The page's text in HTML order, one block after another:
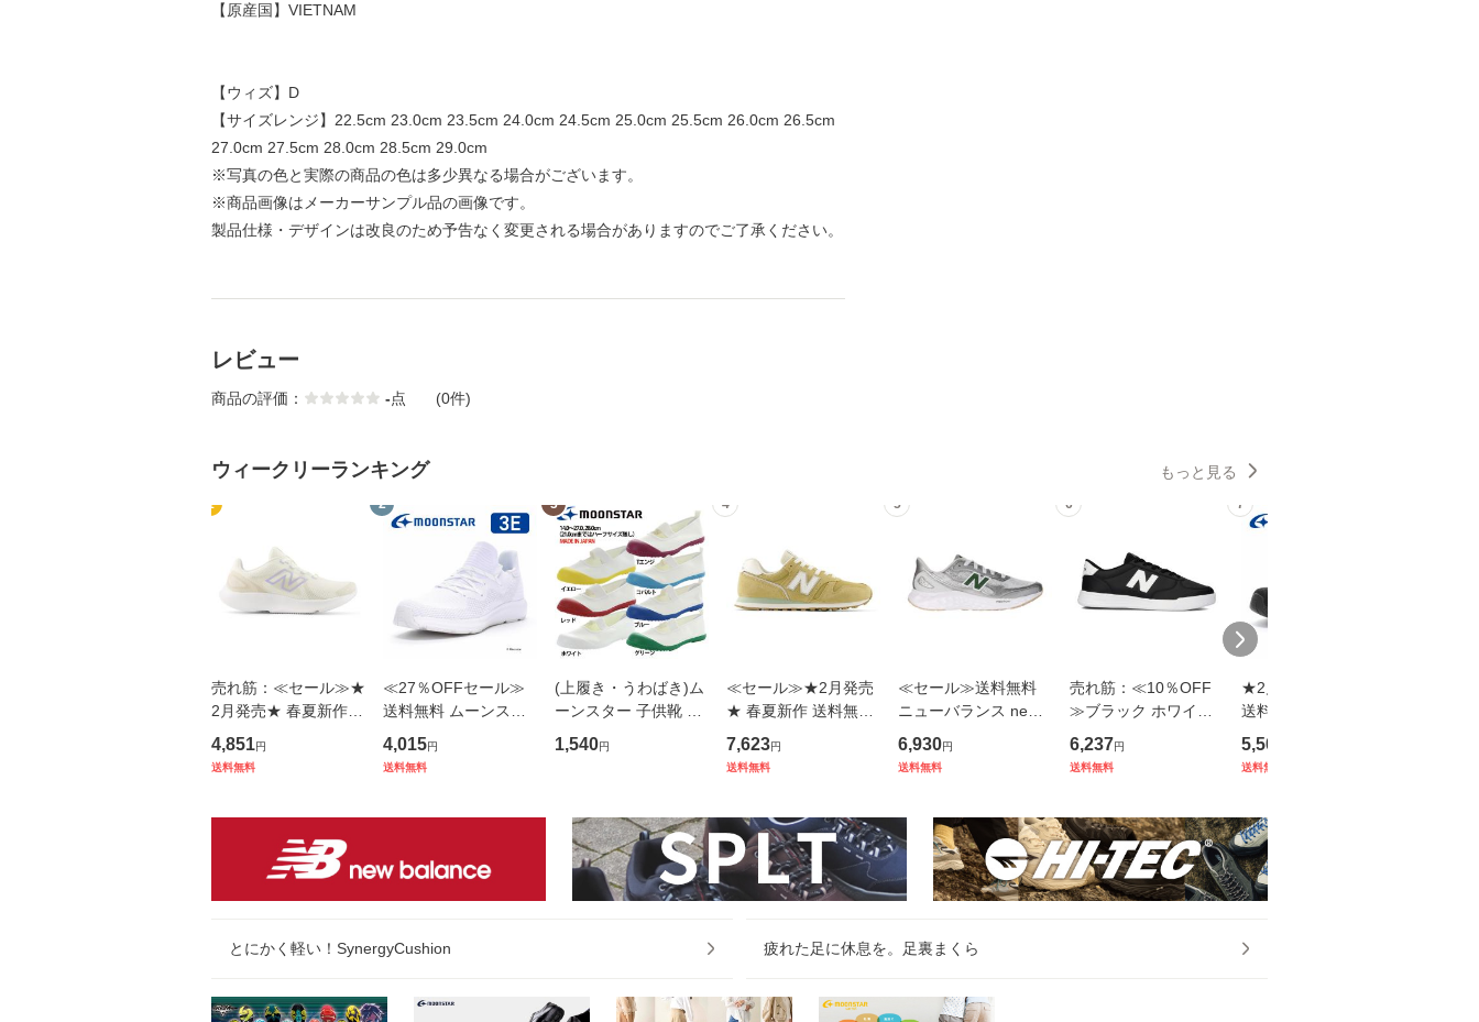
【原産国】VIETNAM
【ウィズ】D
【サイズレンジ】22.5cm 23.0cm 23.5cm 24.0cm 24.5cm 25.0cm 25.5cm 26.0cm 26.5cm
27.0cm 27.5cm 28.0cm 28.5cm 29.0cm
※写真の色と実際の商品の色は多少異なる場合がございます。
※商品画像はメーカーサンプル品の画像です。
製品仕様・デザインは改良のため予告なく変更される場合がありますのでご了承ください。
レビュー
商品の評価： -点 (0件)
ウィークリーランキング もっと見る
1
売れ筋：≪セール≫★
2月発売★ 春夏新作
送料無料 ニューバラ
ンス new balance レ
4,851円
送料無料
2
≪27％OFFセール≫
送料無料 ムーンスタ
ー メンズ/レディース
スニーカー SNGY U2
4,015円
送料無料
3
(上履き・うわばき)ム
ーンスター 子供靴 日
本製 スクール キッズ
シューズ アルファス
定番 入
1,540円
4
≪セール≫★2月発売
★ 春夏新作 送料無料
ニューバランス new b
alance レディース ラ
NB W5158
7,623円
送料無料
5
≪セール≫送料無料
ニューバランス new b
alance メンズ スニー
カー ランニングシュ
アリシ シル
6,930円
送料無料
6
売れ筋：≪10％OFF
≫ブラック ホワイト
トリプルホワイト 送
料無料 ニューバラン
ンズ 靴 NB CT3
6,237円
送料無料
7
★2月発売★ 春夏新作
送料無料 ムーンスタ
ー レディース スニー
カー 靴 シューズ SNG
5,500
送料無料
とにかく軽い！SynergyCushion 疲れた足に休息を。足裏まくら